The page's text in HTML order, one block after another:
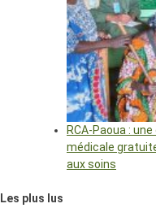
RCA-Paoua :
médicale
aux soins
Les plus lus